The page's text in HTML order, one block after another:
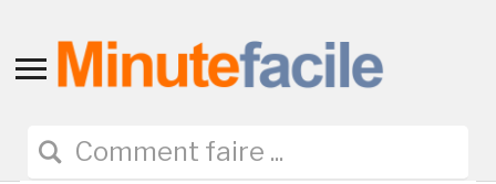
Toggle
navigation